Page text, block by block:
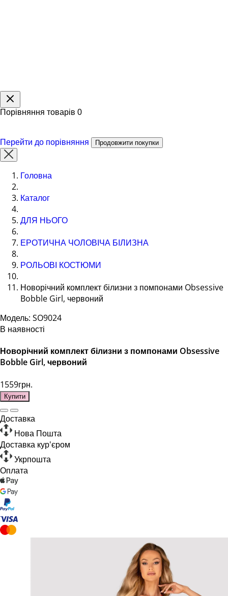
Порівняння товарів 0
Перейти до порівняння Продовжити покупки
Головна
Каталог
ДЛЯ НЬОГО
ЕРОТИЧНА ЧОЛОВІЧА БІЛИЗНА
РОЛЬОВІ КОСТЮМИ
Новорічний комплект білизни з помпонами Obsessive
Bobble Girl, червоний
Модель: SO9024
В наявності
Новорічний комплект білизни з помпонами Obsessive
Bobble Girl, червоний
1559грн.
Купити
Доставка
Нова Пошта
Доставка кур'єром
Укрпошта
Оплата